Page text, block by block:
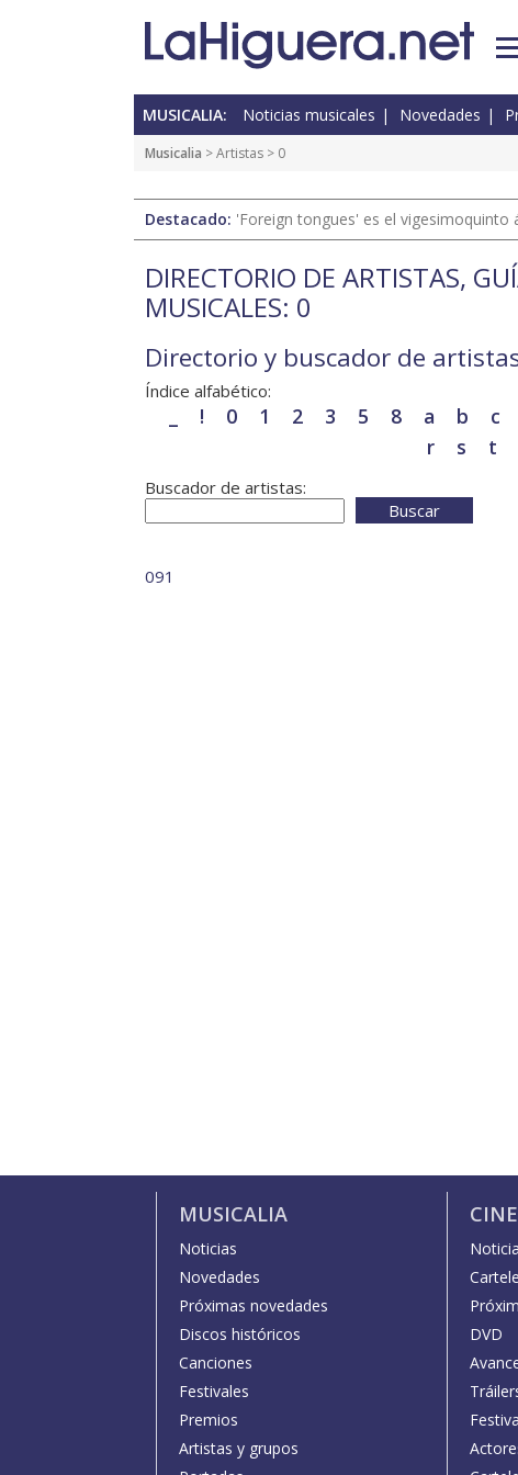
MUSICALIA: Noticias musicales Novedades
Musicalia >Artistas > 0
Destacado: 'Foreign tongues' es el vigesimoquinto
DIRECTORIO DE ARTISTAS,
MUSICALES: 0
Directorio y buscador de
Índice alfabético:
! 0 1 2 3 5 8 a b c
r
s t
Buscador de artistas:
Buscar
091
MUSICALIA
Noticias
Novedades
Próximas novedades
Discos históricos
Canciones
Festivales
Premios
Artistas y grupos
DVD